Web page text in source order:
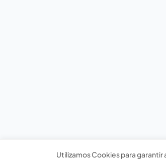
Utilizamos Cookies para garantir